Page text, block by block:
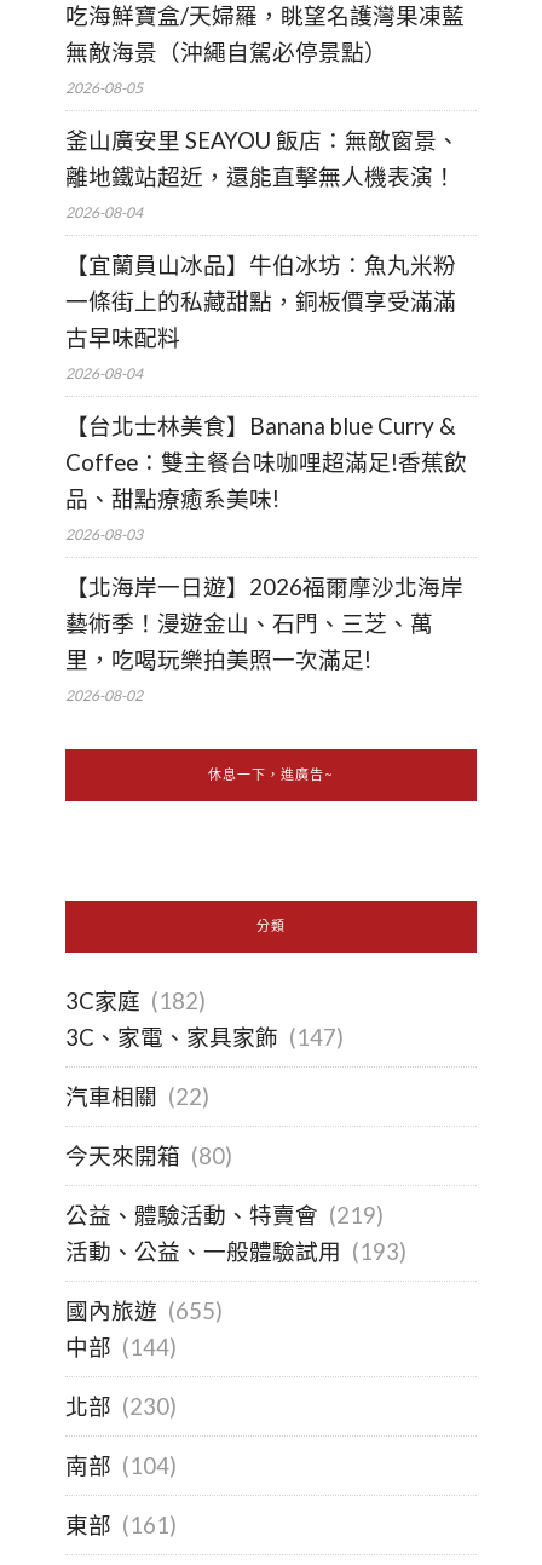
吃海鮮寶盒/天婦羅，眺望名護灣果凍藍
無敵海景（沖繩自駕必停景點）
2026-08-05
釜山廣安里 SEAYOU 飯店：無敵窗景、
離地鐵站超近，還能直擊無人機表演！
2026-08-04
【宜蘭員山冰品】牛伯冰坊：魚丸米粉
一條街上的私藏甜點，銅板價享受滿滿
古早味配料
2026-08-04
【台北士林美食】Banana blue Curry &
Coffee：雙主餐台味咖哩超滿足!香蕉飲
品、甜點療癒系美味!
2026-08-03
【北海岸一日遊】2026福爾摩沙北海岸
藝術季！漫遊金山、石門、三芝、萬
里，吃喝玩樂拍美照一次滿足!
2026-08-02
休息一下，進廣告~
分類
3C家庭 (182)
3C、家電、家具家飾 (147)
汽車相關 (22)
今天來開箱 (80)
公益、體驗活動、特賣會 (219)
活動、公益、一般體驗試用 (193)
國內旅遊 (655)
中部 (144)
北部 (230)
南部 (104)
東部 (161)